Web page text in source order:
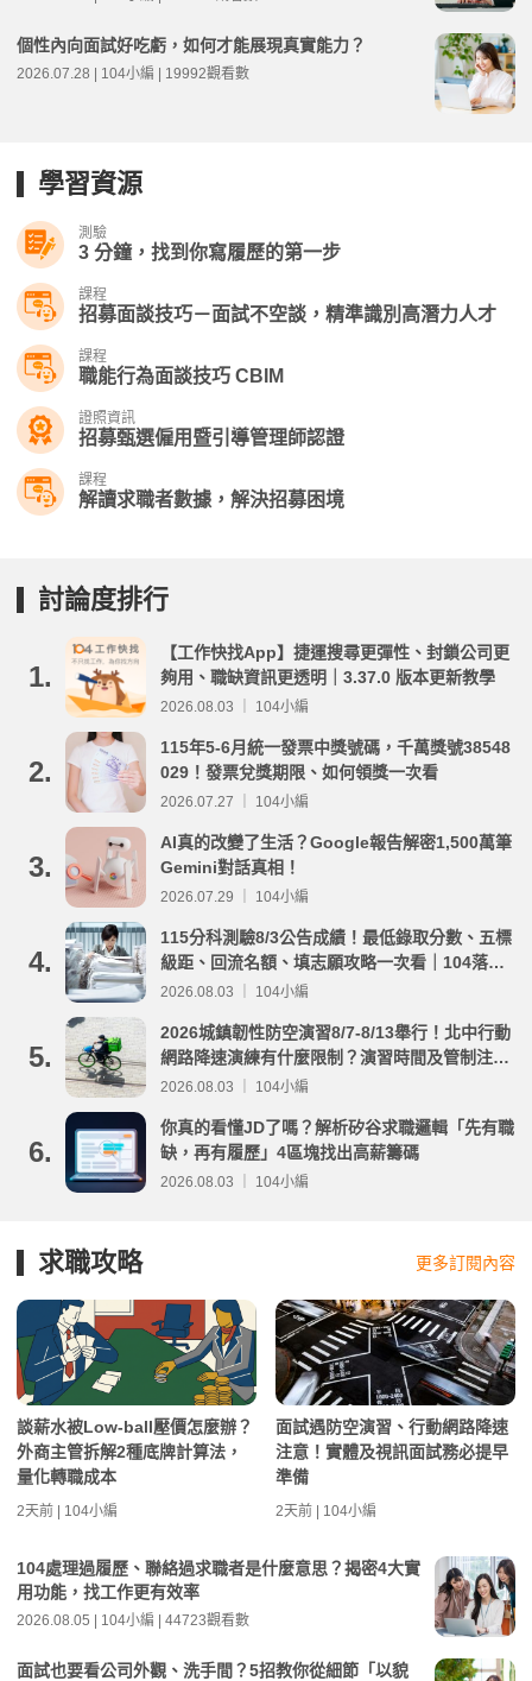
個性內向面試好吃虧，如何才能展現真實能力？
2026.07.28 | 104小編 | 19992觀看數
學習資源
測驗
3 分鐘，找到你寫履歷的第一步
課程
招募面談技巧－面試不空談，精準識別高潛力人才
課程
職能行為面談技巧 CBIM
證照資訊
招募甄選僱用暨引導管理師認證
課程
解讀求職者數據，解決招募困境
討論度排行
1.
【工作快找App】捷運搜尋更彈性、封鎖公司更
夠用、職缺資訊更透明｜3.37.0 版本更新教學
2026.08.03 ｜ 104小編
2.
115年5-6月統一發票中獎號碼，千萬獎號38548
029！發票兌獎期限、如何領獎一次看
2026.07.27 ｜ 104小編
3.
AI真的改變了生活？Google報告解密1,500萬筆
Gemini對話真相！
2026.07.29 ｜ 104小編
4.
115分科測驗8/3公告成績！最低錄取分數、五標
級距、回流名額、填志願攻略一次看｜104落點
分析
2026.08.03 ｜ 104小編
5.
2026城鎮韌性防空演習8/7-8/13舉行！北中行動
網路降速演練有什麼限制？演習時間及管制注意
事項整理
2026.08.03 ｜ 104小編
6.
你真的看懂JD了嗎？解析矽谷求職邏輯「先有職
缺，再有履歷」4區塊找出高薪籌碼
2026.08.03 ｜ 104小編
求職攻略 更多訂閱內容
談薪水被Low-ball壓價怎麼辦？
外商主管拆解2種底牌計算法，
量化轉職成本
2天前 | 104小編
面試遇防空演習、行動網路降速
注意！實體及視訊面試務必提早
準備
2天前 | 104小編
104處理過履歷、聯絡過求職者是什麼意思？揭密4大實
用功能，找工作更有效率
2026.08.05 | 104小編 | 44723觀看數
面試也要看公司外觀、洗手間？5招教你從細節「以貌